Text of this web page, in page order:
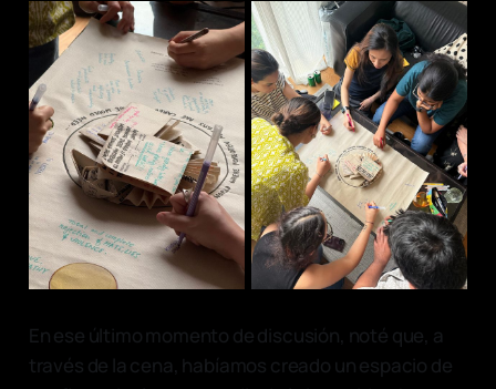
En ese último momento de discusión, noté que, a
través de la cena, habíamos creado un espacio de